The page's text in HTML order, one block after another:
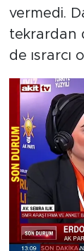
vermedi.
tekrardan
de ısrarcı